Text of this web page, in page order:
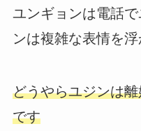
ユンギョンは電話
ンは複雑な表情を浮
どうやらユジンは
です